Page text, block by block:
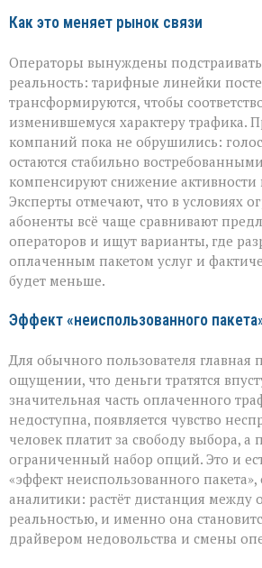
Как это меняет рынок связи
Операторы вынуждены
реальность: тарифные линейки
трансформируются, чтобы
изменившемуся характеру трафика.
компаний пока не обрушились:
остаются стабильно
компенсируют снижение
Эксперты отмечают, что в условиях
абоненты всё чаще сравнивают
операторов и ищут варианты, где
оплаченным пакетом услуг и
будет меньше.
Эффект «неиспользованного
Для обычного пользователя главная
ощущении, что деньги тратятся
значительная часть оплаченного
недоступна, появляется чувство
человек платит за свободу выбора, а
ограниченный набор опций. Это и
«эффект неиспользованного
аналитики: растёт дистанция
реальностью, и именно она
драйвером недовольства и смены